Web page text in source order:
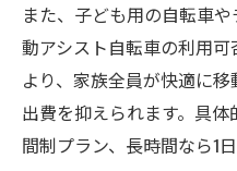
由
乗り捨て可能な
い方
電動自転車と通
また、子ども用の自転車
動アシスト自転車の利用
より、家族全員が快適に
出費を抑えられます。具
間制プラン、長時間なら1